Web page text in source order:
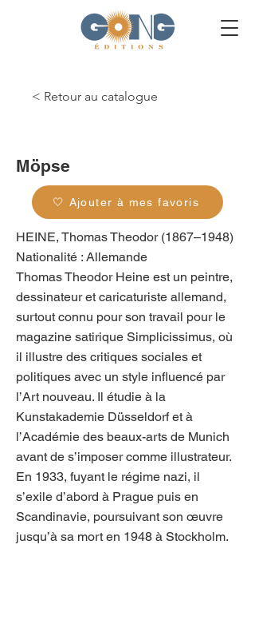
< Retour au catalogue
Möpse
🤍 Ajouter à mes favoris
HEINE, Thomas Theodor (1867–1948)
Nationalité : Allemande
Thomas Theodor Heine est un peintre,
dessinateur et caricaturiste allemand,
surtout connu pour son travail pour le
magazine satirique Simplicissimus, où
il illustre des critiques sociales et
politiques avec un style influencé par
l’Art nouveau. Il étudie à la
Kunstakademie Düsseldorf et à
l’Académie des beaux-arts de Munich
avant de s’imposer comme illustrateur.
En 1933, fuyant le régime nazi, il
s’exile d’abord à Prague puis en
Scandinavie, poursuivant son œuvre
jusqu’à sa mort en 1948 à Stockholm.